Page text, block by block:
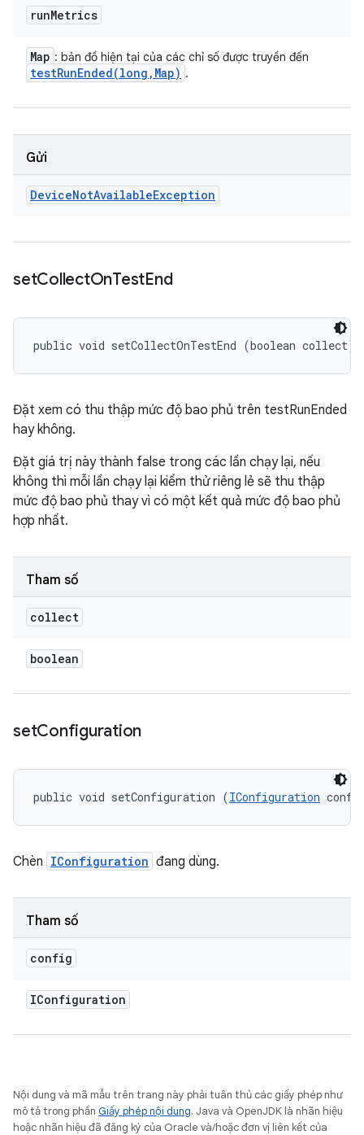
runMetrics
Map : bản đồ hiện tại của các chỉ số được truyền đến
testRunEnded(long , Map) .
Gửi
DeviceNotAvailableException
setCollectOnTestEnd
public void setCollectOnTestEnd (boolean collect)
Đặt xem có thu thập mức độ bao phủ trên testRunEnded
hay không.
Đặt giá trị này thành false trong các lần chạy lại, nếu
không thì mỗi lần chạy lại kiểm thử riêng lẻ sẽ thu thập
mức độ bao phủ thay vì có một kết quả mức độ bao phủ
hợp nhất.
Tham số
collect
boolean
setConfiguration
public void setConfiguration (IConfiguration
Chèn IConfiguration đang dùng.
Tham số
config
IConfiguration
Nội dung và mã mẫu trên trang này phải tuân thủ các giấy phép như
mô tả trong phần Giấy phép nội dung. Java và OpenJDK là nhãn hiệu
hoặc nhãn hiệu đã đăng ký của Oracle và/hoặc đơn vị liên kết của